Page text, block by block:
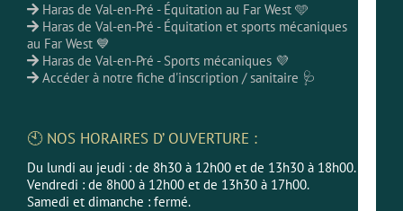
Haras de Val-en-Pré - Équitation au Far West 🩵
Haras de Val-en-Pré - Équitation et sports mécaniques
au Far West 💙
Haras de Val-en-Pré - Sports mécaniques 💜
Accéder à notre fiche d'inscription / sanitaire 🩺
🕙 NOS HORAIRES D’ OUVERTURE :
Du lundi au jeudi : de 8h30 à 12h00 et de 13h30 à 18h00.
Vendredi : de 8h00 à 12h00 et de 13h30 à 17h00.
Samedi et dimanche : fermé.